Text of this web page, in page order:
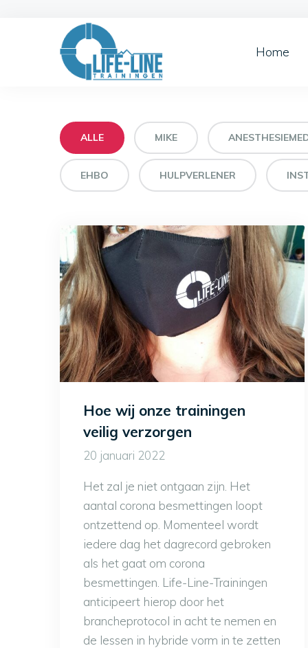
Home
ALLE MIKE
EHBO HULPVERLENER
Hoe wij onze trainingen
veilig verzorgen
20 januari 2022
Het zal je niet ontgaan zijn. Het
aantal corona besmettingen loopt
ontzettend op. Momenteel wordt
iedere dag het dagrecord gebroken
als het gaat om corona
besmettingen. Life-Line-Trainingen
anticipeert hierop door het
brancheprotocol in acht te nemen en
de lessen in hybride vorm in te zetten